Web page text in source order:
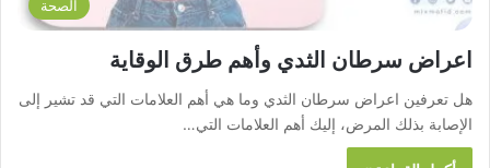
الصحة
اعراض سرطان الثدي وأهم طرق الوقاية
هل تعرفين اعراض سرطان الثدي وما هي أهم العلامات التي قد تشير إلى
الإصابة بذلك المرض، إليك أهم العلامات التي…